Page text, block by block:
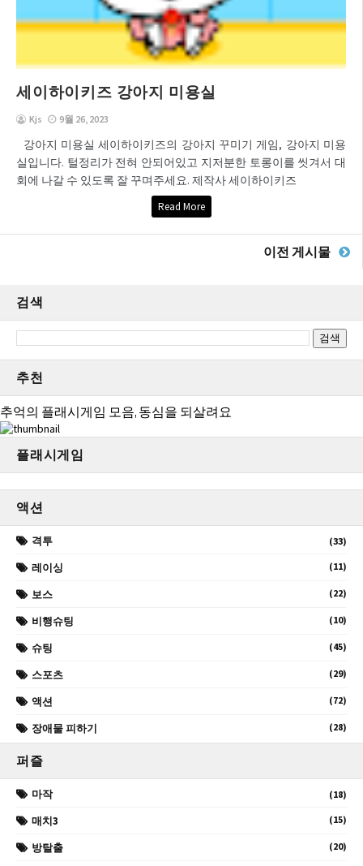
세이하이키즈 강아지 미용실
Kjs 9월 26, 2023
강아지 미용실 세이하이키즈의 강아지 꾸미기 게임, 강아지 미용
실입니다. 털정리가 전혀 안되어있고 지저분한 토롱이를 씻겨서 대
회에 나갈 수 있도록 잘 꾸며주세요. 제작사 세이하이키즈
Read More
이전 게시물
검색
추천
추억의 플래시게임 모음, 동심을 되살려요
플래시게임
액션
격투 (33)
레이싱 (11)
보스 (22)
비행슈팅 (10)
슈팅 (45)
스포츠 (29)
액션 (72)
장애물 피하기 (28)
퍼즐
마작 (18)
매치3 (15)
방탈출 (20)